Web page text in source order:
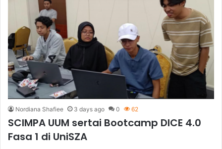
Nordiana Shafiee 3 days ago 0 62
SCIMPA UUM sertai Bootcamp DICE 4.0
Fasa 1 di UniSZA